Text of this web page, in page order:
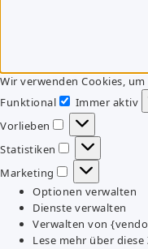
Wir verwenden Cookies,
Funktional
Funktional
Immer aktiv
Vorlieben
Vorlieben
Statistiken
Statistiken
Marketing
Marketing
Optionen verwalten
Dienste verwalten
Verwalten von
Lese mehr über diese